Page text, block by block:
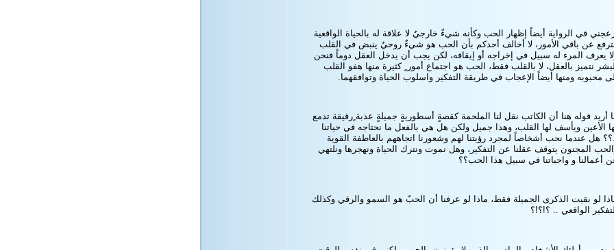
في الرواية أيضاً إظهار الحب وكأنه شيءٌ خارجيٌ لا علاقة له بالحياة الواقعية
عن باقي الأمور، لا أخالف أحدكم بأن الحب هو شيءٌ روحيٌ ينبض في القلب
يعرف المرء له سبيل في إخراجه أو إيقافه، لكن يجب أن يدخل العقل دوماً فنحن
البشر نتميز بالعقل، لا بالقلب فقط، الحب هو اجتماع أمور ٍ كثيرة منها هفو القلب
إلى محبوبه ومنها أيضاً الإعجاب في طريقة التفكير واسلوب الحياة وتوافقهما.
أريد قوله هنا أن الكاتب نقل لنا الملحمة كقصةٍ أسطوريةٍ جميلةٍ عذبة ٍرقيقة تدمع
الأعين ويأسف لها القلب، وهذا جميل ولكن هل هي بالفعل ما نحتاجه في حياتنا
هل عندما نحب أشخاصاً لمجرد رؤيتنا لهم وشعورنا اتجاههم بالعاطفة القوية
المجنون يتوقف عقلنا عن التفكير، وهل نموت ونترك الحياة ونهجرها ونلتهي
أعمالنا و واجباتنا في سبيل هذا الحب؟؟
لو بقيت الذكرى الجميلة فقط، ماذا لو عرفنا أن الحبّ هو السمو والرقي وكذلك
التفكير الواقعي .. ؟!؟!؟